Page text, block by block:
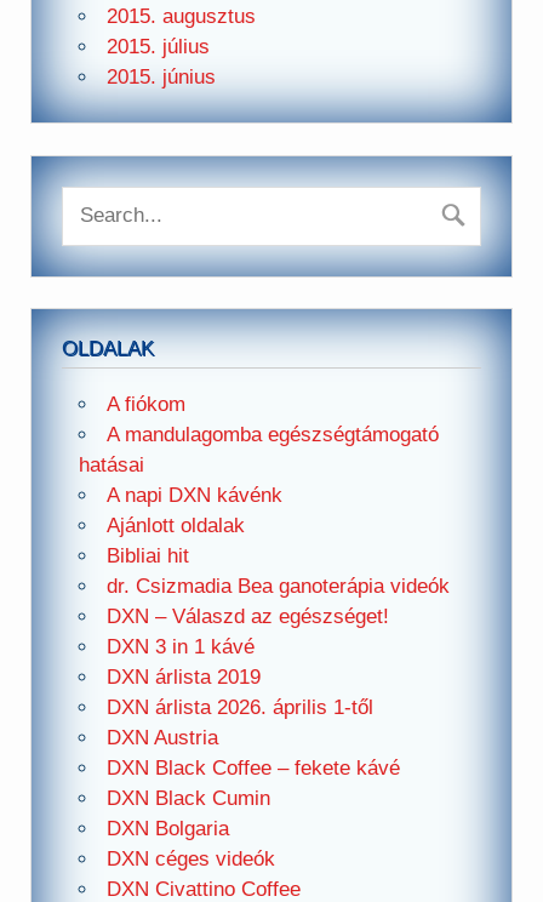
2015. augusztus
2015. július
2015. június
OLDALAK
A fiókom
A mandulagomba egészségtámogató
hatásai
A napi DXN kávénk
Ajánlott oldalak
Bibliai hit
dr. Csizmadia Bea ganoterápia videók
DXN – Válaszd az egészséget!
DXN 3 in 1 kávé
DXN árlista 2019
DXN árlista 2026. április 1-től
DXN Austria
DXN Black Coffee – fekete kávé
DXN Black Cumin
DXN Bolgaria
DXN céges videók
DXN Civattino Coffee